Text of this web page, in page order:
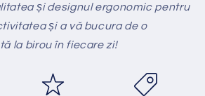
și designul ergonomic pentru
și a vă bucura de o
la birou în fiecare zi!